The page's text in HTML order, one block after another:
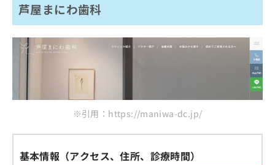
芦屋まにわ歯科
※引用：https://maniwa-dc.jp/
基本情報（アクセス、住所、診療時間）